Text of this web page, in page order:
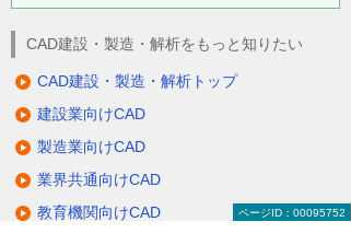
CAD建設・製造・解析をもっと知りたい
CAD建設・製造・解析トップ
建設業向けCAD
製造業向けCAD
業界共通向けCAD
教育機関向けCAD
ページID：00095752